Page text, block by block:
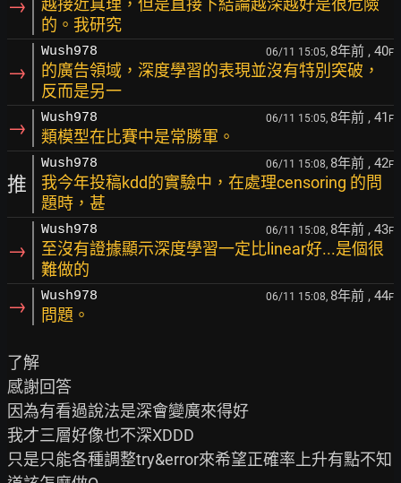
→
越接近真理，但是直接下結論越深越好是很危險
的。我研究
→
Wush978 06/11 15:05, 8年前 , 40F
的廣告領域，深度學習的表現並沒有特別突破，
反而是另一
→ Wush978 06/11 15:05, 8年前 , 41 F
類模型在比賽中是常勝軍。
推
Wush978 06/11 15:08, 8年前 , 42F
我今年投稿kdd的實驗中，在處理censoring 的問
題時，甚
→
Wush978 06/11 15:08, 8年前 , 43F
至沒有證據顯示深度學習一定比linear好...是個很
難做的
→ Wush978 06/11 15:08, 8年前 , 44F
問題。
了解
感謝回答
因為有看過說法是深會變廣來得好
我才三層好像也不深XDDD
只是只能各種調整try&error來希望正確率上升有點不知